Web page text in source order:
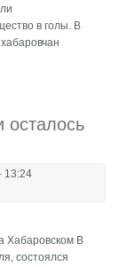
в голы. В
осталось
13:24
Хабаровском В
состоялся